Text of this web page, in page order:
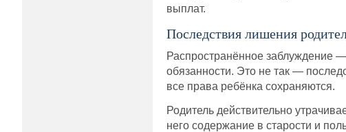
выплат.
Последствия лишения
Распространённое заблуждение
обязанности. Это не так —
все права ребёнка сохраняются.
Родитель действительно
него содержание в старости и